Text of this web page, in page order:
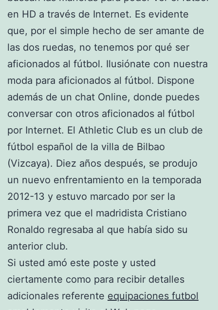
en HD a través de Internet. Es evidente
que, por el simple hecho de ser amante de
las dos ruedas, no tenemos por qué ser
aficionados al fútbol. Ilusiónate con nuestra
moda para aficionados al fútbol. Dispone
además de un chat Online, donde puedes
conversar con otros aficionados al fútbol
por Internet. El Athletic Club es un club de
fútbol español de la villa de Bilbao
(Vizcaya). Diez años después, se produjo
un nuevo enfrentamiento en la temporada
2012-13 y estuvo marcado por ser la
primera vez que el madridista Cristiano
Ronaldo regresaba al que había sido su
anterior club.
Si usted amó este poste y usted
ciertamente como para recibir detalles
adicionales referente equipaciones futbol